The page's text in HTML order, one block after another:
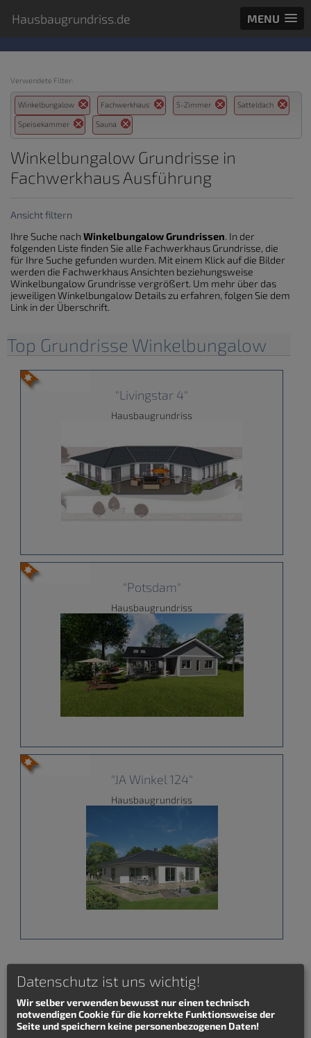
Hausbaugrundriss.de MENU
Verwendete Filter:
Winkelbungalow Fachwerkhaus 5-Zimmer Satteldach
Speisekammer Sauna
Winkelbungalow Grundrisse in
Fachwerkhaus Ausführung
Ansicht filtern
Ihre Suche nach Winkelbungalow Grundrissen. In der
folgenden Liste finden Sie alle Fachwerkhaus Grundrisse, die
für Ihre Suche gefunden wurden. Mit einem Klick auf die Bilder
werden die Fachwerkhaus Ansichten beziehungsweise
Winkelbungalow Grundrisse vergrößert. Um mehr über das
jeweiligen Winkelbungalow Details zu erfahren, folgen Sie dem
Link in der Überschrift.
Top Grundrisse Winkelbungalow
"Livingstar 4"
Hausbaugrundriss
"Potsdam"
Hausbaugrundriss
"JA Winkel 124"
Hausbaugrundriss
Alle Grundrisse Winkelbungalow
Keinen passenden Winkelbungalow
Grundriss gefunden?
Datenschutz ist uns wichtig!
Wir selber verwenden bewusst nur einen technisch
notwendigen Cookie für die korrekte Funktionsweise der
Seite und speichern keine personenbezogenen Daten!